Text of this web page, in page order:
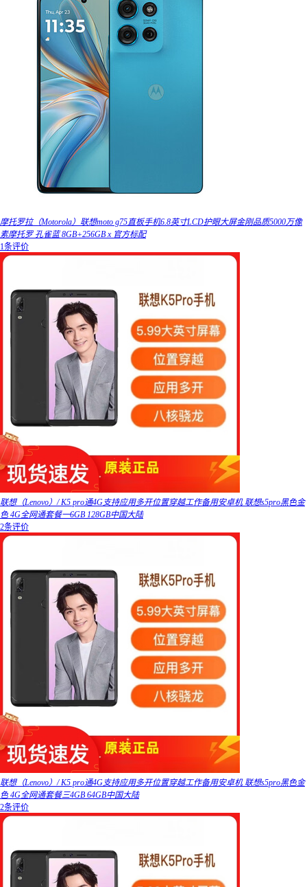
摩托罗拉（Motorola）联想moto g75直板手机6.8英寸LCD护眼大屏金刚品质5000万像
素摩托罗 孔雀蓝 8GB+256GB x 官方标配
1条评价
联想（Lenovo）/ K5 pro通4G支持应用多开位置穿越工作备用安卓机 联想s5pro黑色金
色 4G全网通套餐一6GB 128GB中国大陆
2条评价
联想（Lenovo）/ K5 pro通4G支持应用多开位置穿越工作备用安卓机 联想s5pro黑色金
色 4G全网通套餐三4GB 64GB中国大陆
2条评价